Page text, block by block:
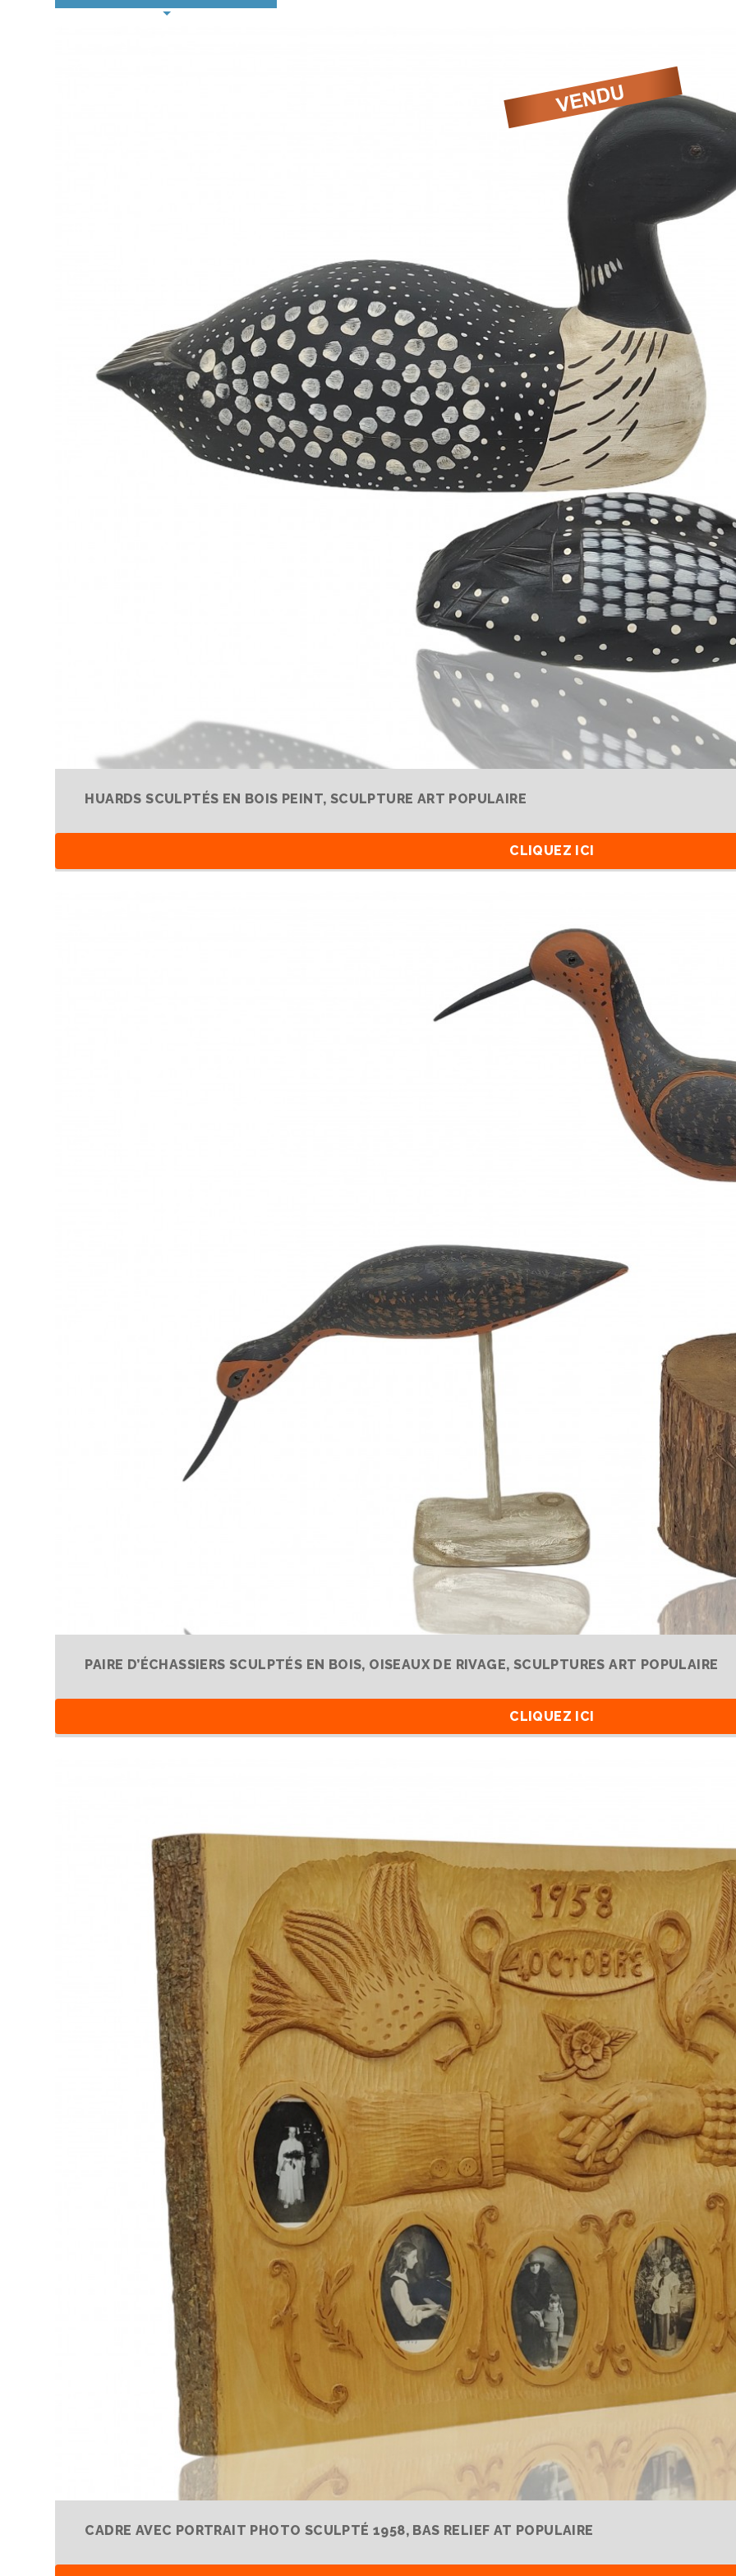
HUARDS SCULPTÉS EN BOIS PEINT, SCULPTURE ART POPULAIRE
CLIQUEZ ICI
PAIRE D’ÉCHASSIERS SCULPTÉS EN BOIS, OISEAUX DE RIVAGE, SCULPTURES ART POPULAIRE
CLIQUEZ ICI
CADRE AVEC PORTRAIT PHOTO SCULPTÉ 1958, BAS RELIEF AT POPULAIRE